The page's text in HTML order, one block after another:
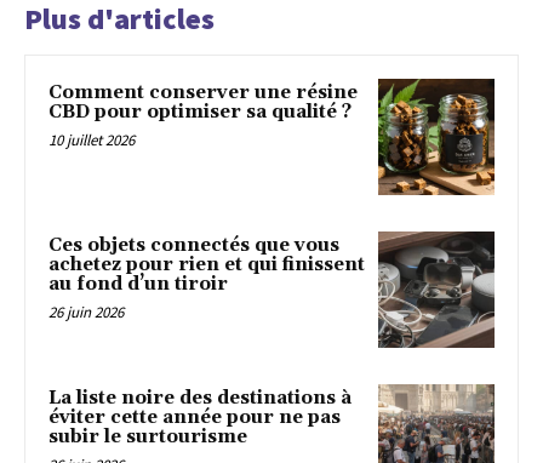
Plus d'articles
Comment conserver une résine
CBD pour optimiser sa qualité ?
10 juillet 2026
Ces objets connectés que vous
achetez pour rien et qui finissent
au fond d’un tiroir
26 juin 2026
La liste noire des destinations à
éviter cette année pour ne pas
subir le surtourisme